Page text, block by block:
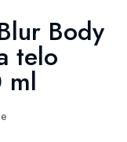
Body
telo
ml